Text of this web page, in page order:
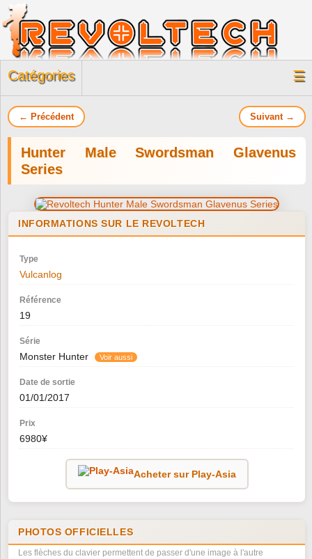
Catégories ☰
← Précédent Suivant →
Hunter Male Swordsman Glavenus
Series
INFORMATIONS SUR LE REVOLTECH
Type
Vulcanlog
Référence
19
Série
Monster Hunter Voir aussi
Date de sortie
01/01/2017
Prix
6980¥
Acheter sur Play-Asia
PHOTOS OFFICIELLES
Les flèches du clavier permettent de passer d'une image à l'autre